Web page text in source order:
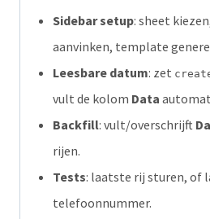
Sidebar setup: sheet
aanvinken, template
Leesbare datum: zet
vult de kolom Data
Backfill: vult/overschrijft
rijen.
Tests: laatste rij sturen, of
telefoonnummer.